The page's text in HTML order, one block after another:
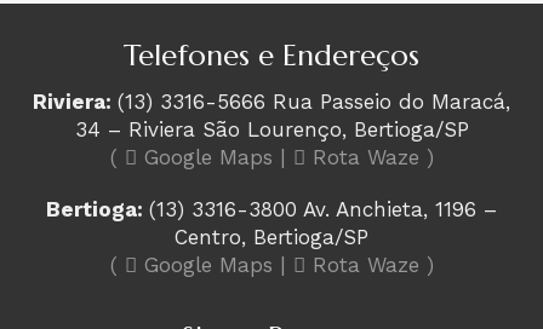
Telefones e Endereços
Riviera: (13) 3316-5666 Rua Passeio do Maracá,
34 – Riviera São Lourenço, Bertioga/SP
(
Google Maps Rota Waze )
Bertioga: (13) 3316-3800 Av. Anchieta, 1196 –
Centro, Bertioga/SP
(
Google Maps Rota Waze )